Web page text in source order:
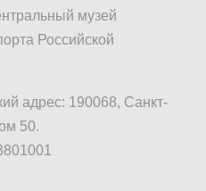
музей
Российской
адрес: 190068, Санкт-
50.